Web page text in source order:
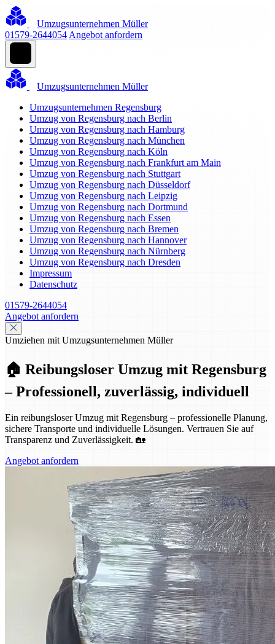
Umzugsunternehmen Müller
01579-2644054 Angebot anfordern
Umzugsunternehmen Müller
Umzugsunternehmen Regensburg
Umzug von Regensburg nach Berlin
Umzug von Regensburg nach Hamburg
Umzug von Regensburg nach München
Umzug von Regensburg nach Köln
Umzug von Regensburg nach Frankfurt am Main
Umzug von Regensburg nach Stuttgart
Umzug von Regensburg nach Düsseldorf
Umzug von Regensburg nach Leipzig
Umzug von Regensburg nach Dortmund
Umzug von Regensburg nach Essen
Umzug von Regensburg nach Bremen
Umzug von Regensburg nach Hannover
Umzug von Regensburg nach Nürnberg
Umzug von Regensburg nach Dresden
Impressum
Datenschutz
01579-2644054
Angebot anfordern
Umziehen mit Umzugsunternehmen Müller
🏠 Reibungsloser Umzug mit Regensburg
– Professionell, zuverlässig, individuell
Ein reibungsloser Umzug mit Regensburg – professionelle Planung,
sichere Transporte und individuelle Lösungen. Vertrauen Sie auf
Transparenz und Zuverlässigkeit. 🏡
Angebot anfordern